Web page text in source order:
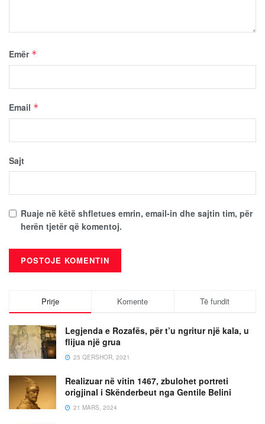
Emër *
Email *
Sajt
Ruaje në këtë shfletues emrin, email-in dhe sajtin tim, për
herën tjetër që komentoj.
Prirje Komente Të fundit
Legjenda e Rozafës, për t’u ngritur një kala, u
flijua një grua
25 QERSHOR, 2021
Realizuar në vitin 1467, zbulohet portreti
origjinal i Skënderbeut nga Gentile Belini
21 MARS, 2024